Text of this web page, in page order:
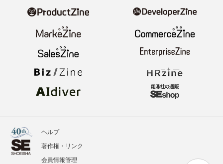
ヘルプ
著作権・リンク
会員情報管理